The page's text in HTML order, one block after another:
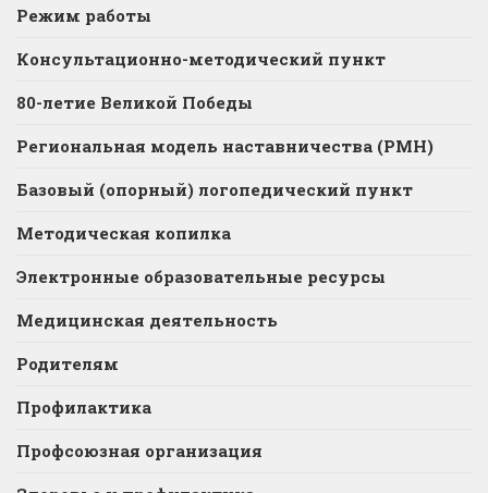
Режим работы
Консультационно-методический пункт
80-летие Великой Победы
Региональная модель наставничества (РМН)
Базовый (опорный) логопедический пункт
Методическая копилка
Электронные образовательные ресурсы
Медицинская деятельность
Родителям
Профилактика
Профсоюзная организация